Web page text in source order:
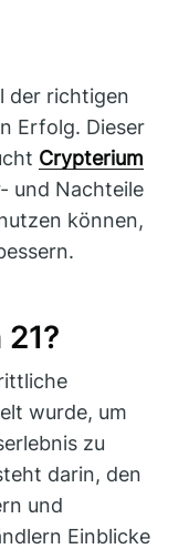
der richtigen
Erfolg. Dieser
Crypterium
und Nachteile
können,
wurde, um
zu
darin, den
und
Einblicke